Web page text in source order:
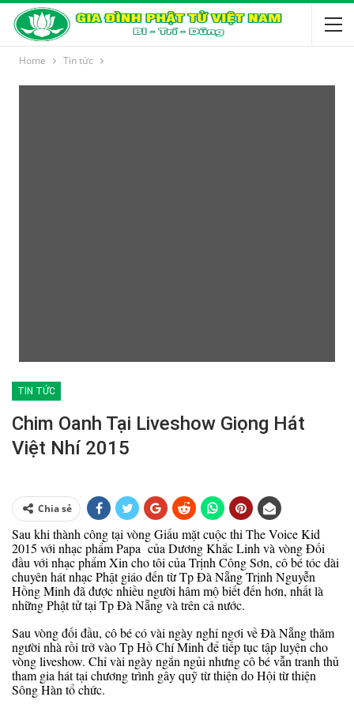
Home Tin tức
TIN TỨC
Chim Oanh Tại Liveshow Giọng Hát
Việt Nhí 2015
Chia sẻ
Sau khi thành công tại vòng Giấu mặt cuộc thi The Voice Kid
2015 với nhạc phẩm Papa của Dương Khắc Linh và vòng Đối
đầu với nhạc phẩm Xin cho tôi của Trịnh Công Sơn, cô bé tóc dài
chuyên hát nhạc Phật giáo đến từ Tp Đà Nẵng Trịnh Nguyễn
Hồng Minh đã được nhiều người hâm mộ biết đến hơn, nhất là
những Phật tử tại Tp Đà Nẵng và trên cả nước.
Sau vòng đối đầu, cô bé có vài ngày nghỉ ngơi về Đà Nẵng thăm
người nhà rồi trở vào Tp Hồ Chí Minh để tiếp tục tập luyện cho
vòng liveshow. Chỉ vài ngày ngắn ngủi nhưng cô bé vẫn tranh thủ
tham gia hát tại chương trình gây quỹ từ thiện do Hội từ thiện
Sông Hàn tổ chức.